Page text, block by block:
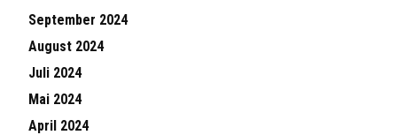
September 2024
August 2024
Juli 2024
Mai 2024
April 2024